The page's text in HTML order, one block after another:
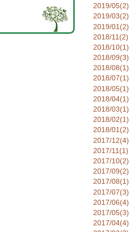
2019/05(2)
2019/03(2)
2019/01(2)
2018/11(2)
2018/10(1)
2018/09(3)
2018/08(1)
2018/07(1)
2018/05(1)
2018/04(1)
2018/03(1)
2018/02(1)
2018/01(2)
2017/12(4)
2017/11(1)
2017/10(2)
2017/09(2)
2017/08(1)
2017/07(3)
2017/06(4)
2017/05(3)
2017/04(4)